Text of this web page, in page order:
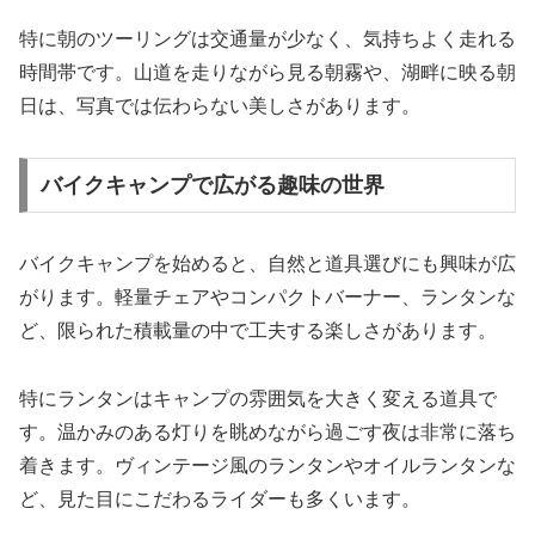
特に朝のツーリングは交通量が少なく、気持ちよく走れる
時間帯です。山道を走りながら見る朝霧や、湖畔に映る朝
日は、写真では伝わらない美しさがあります。
バイクキャンプで広がる趣味の世界
バイクキャンプを始めると、自然と道具選びにも興味が広
がります。軽量チェアやコンパクトバーナー、ランタンな
ど、限られた積載量の中で工夫する楽しさがあります。
特にランタンはキャンプの雰囲気を大きく変える道具で
す。温かみのある灯りを眺めながら過ごす夜は非常に落ち
着きます。ヴィンテージ風のランタンやオイルランタンな
ど、見た目にこだわるライダーも多くいます。